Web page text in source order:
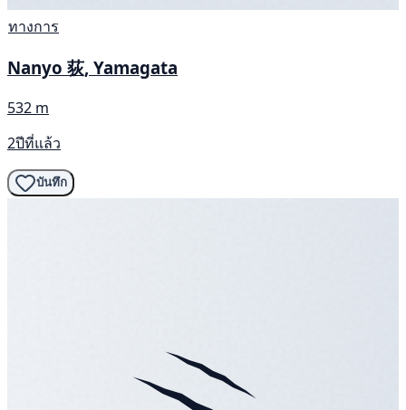
ทางการ
Nanyo 荻, Yamagata
532 m
2ปีที่แล้ว
บันทึก